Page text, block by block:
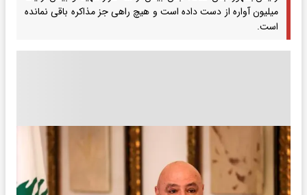
میلیون آواره از دست داده است و هیچ راهی جز مذاکره باقی نمانده
است.